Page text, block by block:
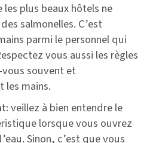
les plus beaux hôtels ne
salmonelles. C’est
parmi le personnel qui
vous aussi les règles
souvent et
les mains.
veillez à bien entendre le
lorsque vous ouvrez
Sinon, c’est que vous